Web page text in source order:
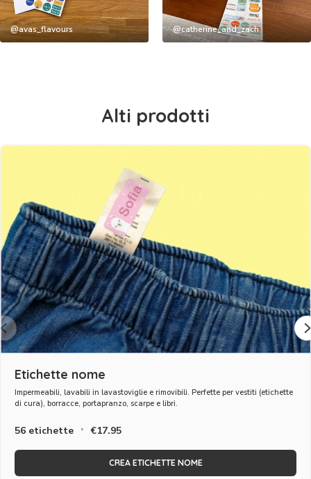
@avas_flavours @catherine_and_zach
Alti prodotti
Etichette nome
Impermeabili, lavabili in lavastoviglie e rimovibili. Perfette per vestiti (etichette
di cura), borracce, portapranzo, scarpe e libri.
56 etichette · €17.95
CREA ETICHETTE NOME